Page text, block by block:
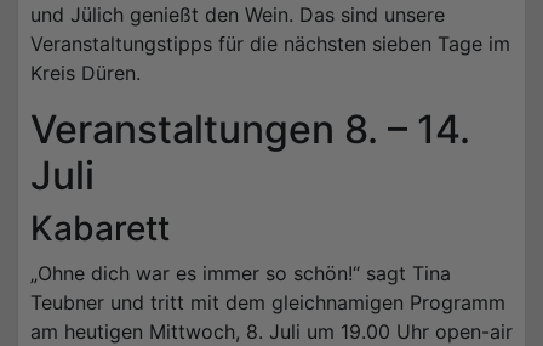
und Jülich genießt den Wein. Das sind unsere
Veranstaltungstipps für die nächsten sieben Tage im
Kreis Düren.
Veranstaltungen 8. – 14.
Juli
Kabarett
„Ohne dich war es immer so schön!“ sagt Tina
Teubner und tritt mit dem gleichnamigen Programm
am heutigen Mittwoch, 8. Juli um 19.00 Uhr open-air